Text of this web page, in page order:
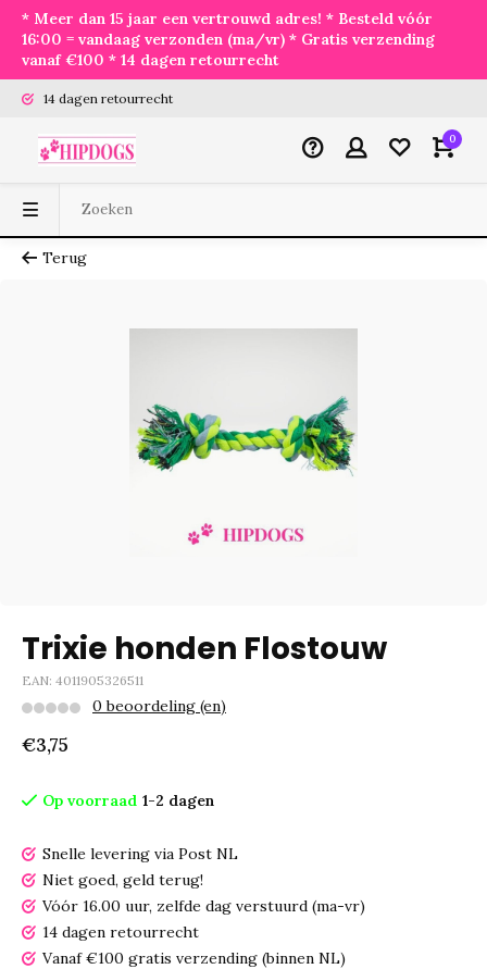
* Meer dan 15 jaar een vertrouwd adres! * Besteld vóór
16:00 = vandaag verzonden (ma/vr) * Gratis verzending
vanaf €100 * 14 dagen retourrecht
14 dagen retourrecht
0
Terug
Trixie honden Flostouw
EAN: 4011905326511
0 beoordeling (en)
€3,75
Op voorraad 1-2 dagen
Snelle levering via Post NL
Niet goed, geld terug!
Vóór 16.00 uur, zelfde dag verstuurd (ma-vr)
14 dagen retourrecht
Vanaf €100 gratis verzending (binnen NL)